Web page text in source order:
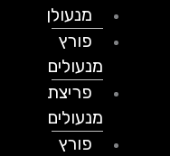
מנעולן
פורץ
מנעולים
פריצת
מנעולים
פורץ